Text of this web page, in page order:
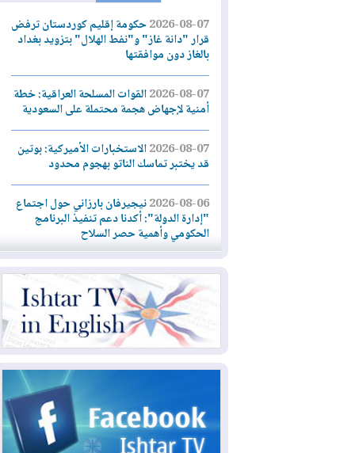
2026-08-07حكومة إقليم كوردستان ترفض
قرار "دانة غاز" و"نفط الهلال" بتزويد بغداد
بالغاز دون موافقتها
2026-08-07القوات المسلحة العراقية: خطة
أمنية لإجهاض هجمة محتملة على السعودية
2026-08-07الاستخبارات الأميركية: بوتين
قد يختبر تماسك الناتو بهجوم محدود
2026-08-06نيجيرفان بارزاني حول اجتماع
"إدارة الدولة": أكدنا دعم تنفيذ البرنامج
الحكومي وأهمية حصر السلاح
2026-08-06ائتلاف ادارة الدولة: من
يقومون بسلوك يهدد امن البلاد خارجون عن
القانون يجب محاربتهم
2026-08-06بعد هجومين قرب باب المندب..
الأحمر
2026-08-06مئات القاصرين بلا مأوى.. أزمة
سبتة تتصاعد وتضغط على مدريد